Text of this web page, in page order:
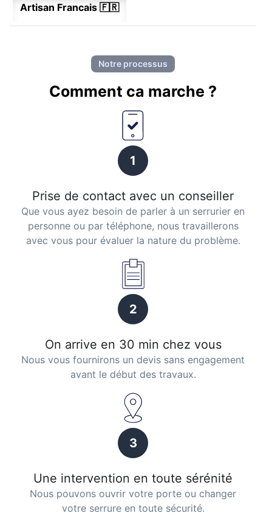
Artisan Francais 🇫🇷
Notre processus
Comment ca marche ?
1
Prise de contact avec un conseiller
Que vous ayez besoin de parler à un serrurier en
personne ou par téléphone, nous travaillerons
avec vous pour évaluer la nature du problème.
2
On arrive en 30 min chez vous
Nous vous fournirons un devis sans engagement
avant le début des travaux.
3
Une intervention en toute sérénité
Nous pouvons ouvrir votre porte ou changer
votre serrure en toute sécurité.